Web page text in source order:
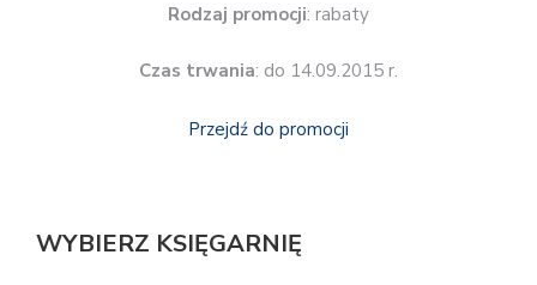
Rodzaj promocji: rabaty
Czas trwania: do 14.09.2015 r.
Przejdź do promocji
WYBIERZ KSIĘGARNIĘ